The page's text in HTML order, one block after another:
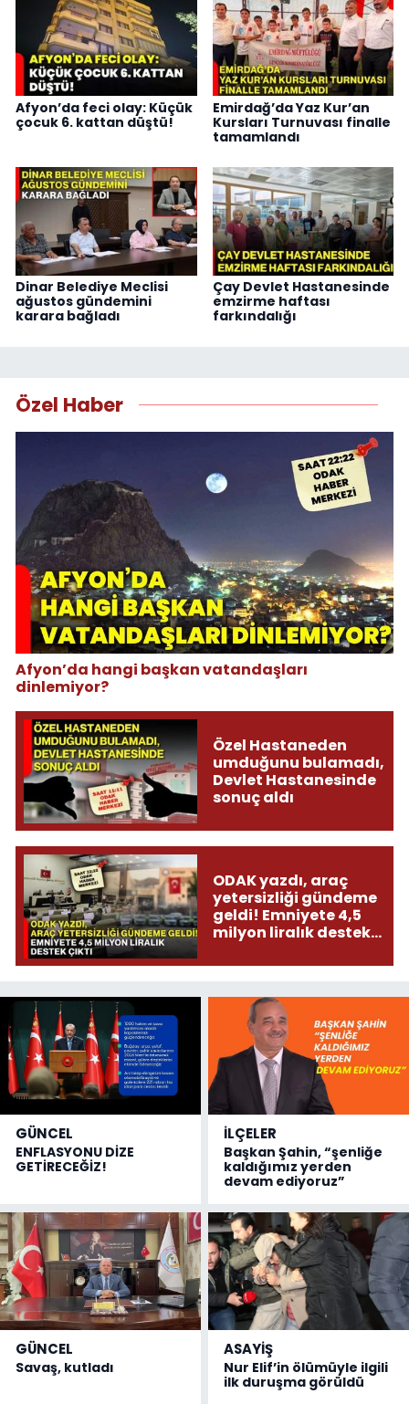
Afyon’da feci olay: Küçük
çocuk 6. kattan düştü!
Emirdağ’da Yaz Kur’an
Kursları Turnuvası finalle
tamamlandı
Dinar Belediye Meclisi
ağustos gündemini
karara bağladı
Çay Devlet Hastanesinde
emzirme haftası
farkındalığı
Özel Haber
Afyon’da hangi başkan vatandaşları
dinlemiyor?
Özel Hastaneden
umduğunu bulamadı,
Devlet Hastanesinde
sonuç aldı
ODAK yazdı, araç
yetersizliği gündeme
geldi! Emniyete 4,5
milyon liralık destek
GÜNCEL
ENFLASYONU DİZE
GETİRECEĞİZ!
İLÇELER
Başkan Şahin, “şenliğe
kaldığımız yerden
devam ediyoruz”
GÜNCEL
Savaş, kutladı
ASAYİŞ
Nur Elif’in ölümüyle ilgili
ilk duruşma görüldü